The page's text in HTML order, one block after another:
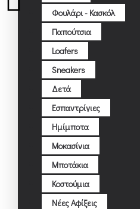
Κοστούμια
Business
Formal
Tuxedo
Φουλάρι - Κασκόλ
Παπούτσια
Loafers
Sneakers
Δετά
Εσπαντρίγιες
Ημίμποτα
Μοκασίνια
Μποτάκια
Κοστούμια
Νέες Αφίξεις